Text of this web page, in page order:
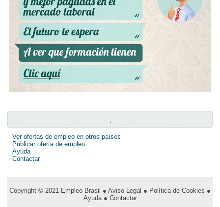
.
Ver ofertas de empleo en otros países
Publicar oferta de empleo
Ayuda
Contactar
Copyright © 2021 Empleo Brasil ● Aviso Legal ● Política de Cookies ●
Ayuda ● Contactar